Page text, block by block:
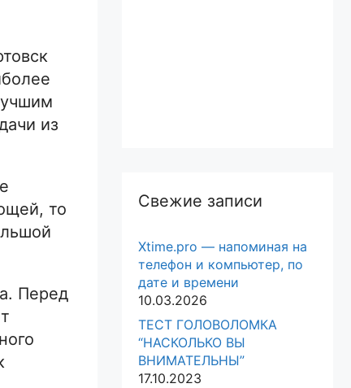
из
то
Перед
Свежие записи
Xtime.pro — напоминая на
телефон и компьютер, по
дате и времени
10.03.2026
ТЕСТ ГОЛОВОЛОМКА
“НАСКОЛЬКО ВЫ
ВНИМАТЕЛЬНЫ”
17.10.2023